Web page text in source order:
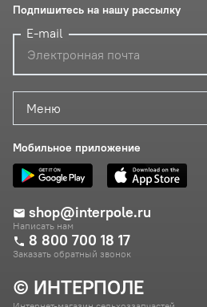
© ИНТЕРПОЛЕ
Меню
Мобильное приложение
shop@interpole.ru
Написать нам
8 800 700 18 17
Заказать обратный звонок
Подпишитесь на нашу рассылку
E-mail